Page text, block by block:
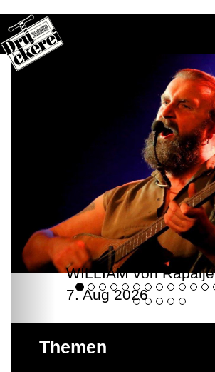
WILLIAM von Rapalje
7. Aug 2026
Themen